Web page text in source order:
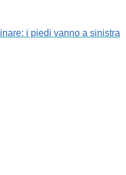
i piedi vanno a sinistra